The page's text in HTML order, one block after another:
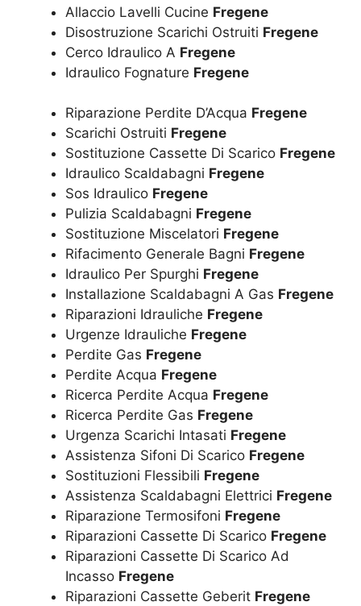
Allaccio Lavelli Cucine Fregene
Disostruzione Scarichi Ostruiti Fregene
Cerco Idraulico A Fregene
Idraulico Fognature Fregene
Riparazione Perdite D’Acqua Fregene
Scarichi Ostruiti Fregene
Sostituzione Cassette Di Scarico Fregene
Idraulico Scaldabagni Fregene
Sos Idraulico Fregene
Pulizia Scaldabagni Fregene
Sostituzione Miscelatori Fregene
Rifacimento Generale Bagni Fregene
Idraulico Per Spurghi Fregene
Installazione Scaldabagni A Gas Fregene
Riparazioni Idrauliche Fregene
Urgenze Idrauliche Fregene
Perdite Gas Fregene
Perdite Acqua Fregene
Ricerca Perdite Acqua Fregene
Ricerca Perdite Gas Fregene
Urgenza Scarichi Intasati Fregene
Assistenza Sifoni Di Scarico Fregene
Sostituzioni Flessibili Fregene
Assistenza Scaldabagni Elettrici Fregene
Riparazione Termosifoni Fregene
Riparazioni Cassette Di Scarico Fregene
Riparazioni Cassette Di Scarico Ad
Incasso Fregene
Riparazioni Cassette Geberit Fregene